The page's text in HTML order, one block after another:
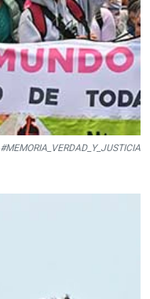
#MEMORIA_VERDAD_Y_JUSTICIA